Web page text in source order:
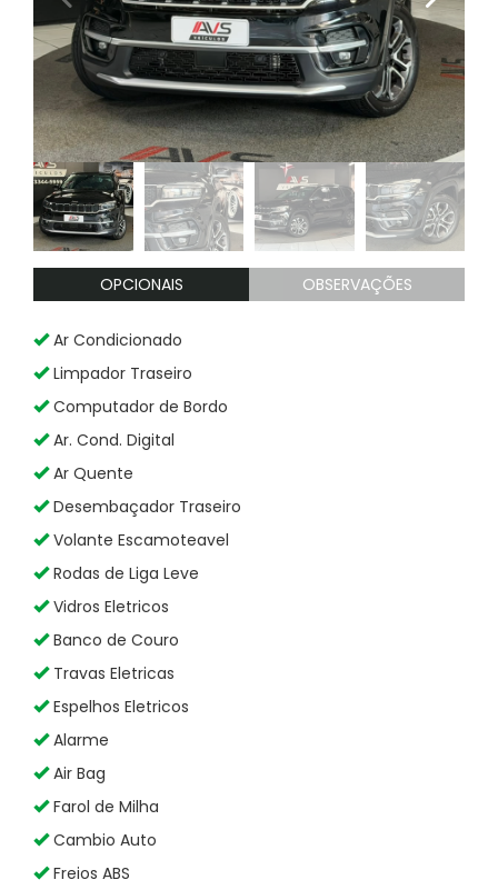
OPCIONAIS OBSERVAÇÕES
Ar Condicionado
Limpador Traseiro
Computador de Bordo
Ar. Cond. Digital
Ar Quente
Desembaçador Traseiro
Volante Escamoteavel
Rodas de Liga Leve
Vidros Eletricos
Banco de Couro
Travas Eletricas
Espelhos Eletricos
Alarme
Air Bag
Farol de Milha
Cambio Auto
Freios ABS